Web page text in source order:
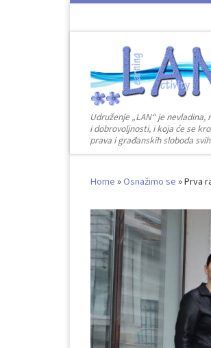
Udruženje „LAN“ je
i dobrovoljnosti, i koja će se
prava i građanskih sloboda
Home »Osnažimo se »Prva